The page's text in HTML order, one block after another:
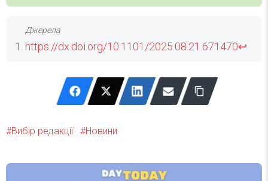
https://dx.doi.org/10.1101/2025.08.21.671470↩
Вибір редакції Новини